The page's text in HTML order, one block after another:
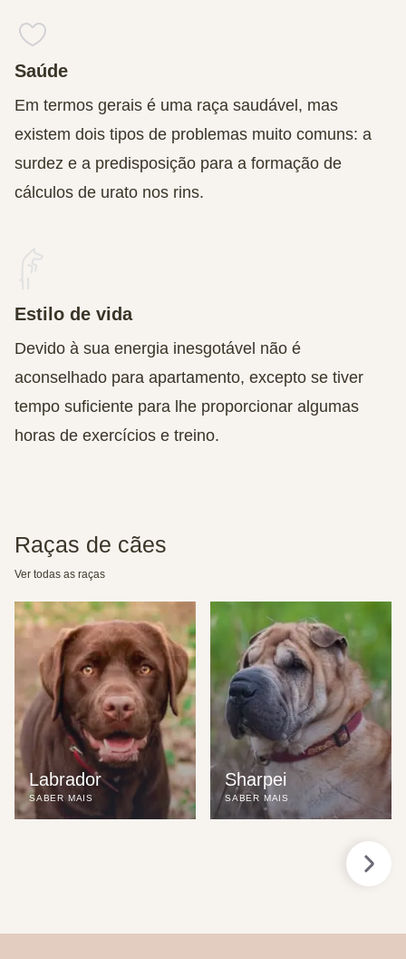
Saúde
Em termos gerais é uma raça saudável, mas
existem dois tipos de problemas muito comuns: a
surdez e a predisposição para a formação de
cálculos de urato nos rins.
Estilo de vida
Devido à sua energia inesgotável não é
aconselhado para apartamento, excepto se tiver
tempo suficiente para lhe proporcionar algumas
horas de exercícios e treino.
Raças de cães
Ver todas as raças
Labrador
SABER MAIS
Sharpei
SABER MAIS